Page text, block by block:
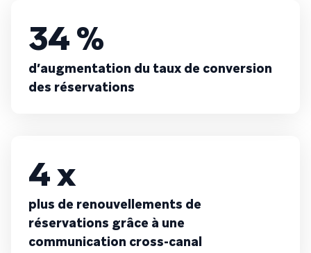
34 %
d’augmentation du taux de conversion
des réservations
4 x
plus de renouvellements de
réservations grâce à une
communication cross-canal